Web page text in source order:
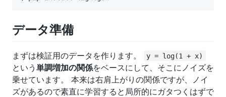
データ準備
まずは検証用のデータを作ります。 y = log(1 + x)
という 単調増加の関係をベースにして、そこにノイズを
乗せています。 本来は右肩上がりの関係ですが、ノイ
ズがあるので素直に学習すると局所的にガタつくはずで